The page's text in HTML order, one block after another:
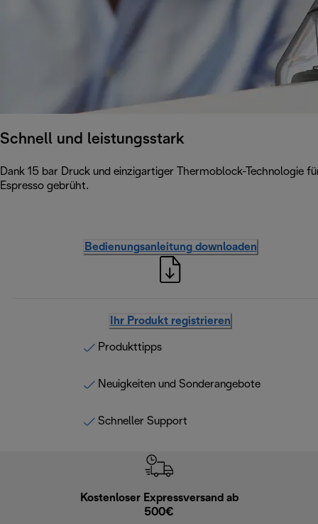
Schnell und leistungsstark
Dank 15 bar Druck und einzigartiger Thermoblock-Technologie
Espresso gebrüht.
Bedienungsanleitung downloaden
Ihr Produkt registrieren
Produkttipps
Neuigkeiten und Sonderangebote
Schneller Support
Kostenloser Expressversand ab
500€